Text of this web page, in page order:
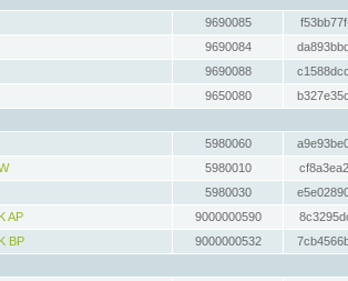
9690085
9690084
9690088
9650080
5980060
5980010
5980030
AP
9000000590
BP
9000000532